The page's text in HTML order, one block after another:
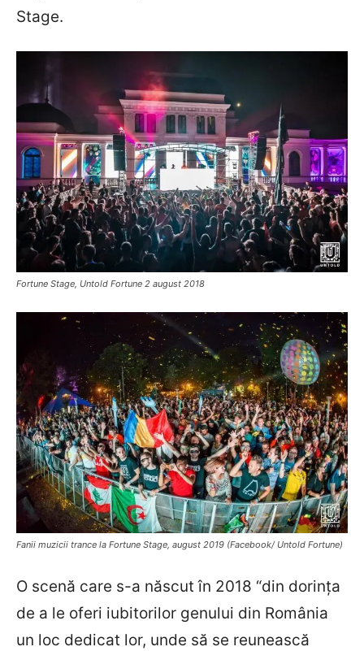
Stage.
Fortune Stage, Untold Fortune 2 august 2018
Fanii muzicii trance la Fortune Stage, august 2019 (Facebook/ Untold Fortune)
O scenă care s-a născut în 2018 “din dorinţa
de a le oferi iubitorilor genului din România
un loc dedicat lor, unde să se reunească